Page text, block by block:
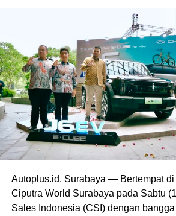
Autoplus.id, Surabaya — Bertempat
Ciputra World Surabaya pada Sabtu
Sales Indonesia (CSI) dengan